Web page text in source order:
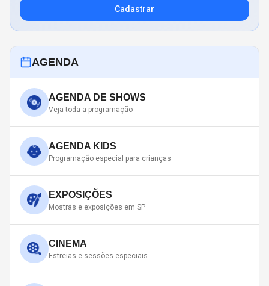
Cadastrar
AGENDA
AGENDA DE SHOWS
Veja toda a programação
AGENDA KIDS
Programação especial para crianças
EXPOSIÇÕES
Mostras e exposições em SP
CINEMA
Estreias e sessões especiais